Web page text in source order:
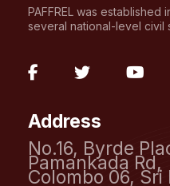
PAFFREL was
several national-level civil
facebook-
f
fab
twitter
Address
No.16, Byrde
Pamankada Rd,
Colombo 06, Sri